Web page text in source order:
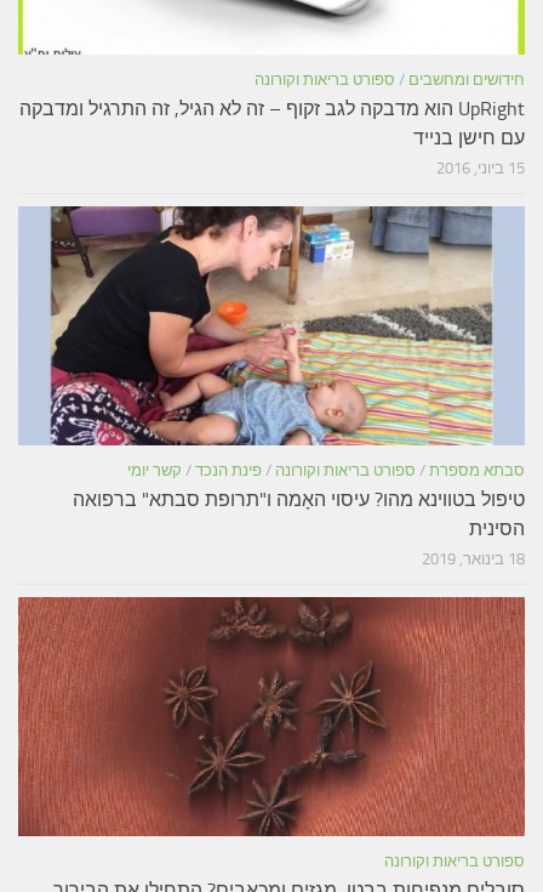
חידושים ומחשבים / ספורט בריאות וקורונה
UpRight הוא מדבקה לגב זקוף – זה לא הגיל, זה התרגיל ומדבקה
עם חישן בנייד
15 ביוני, 2016
סבתא מספרת / ספורט בריאות וקורונה / פינת הנכד / קשר יומי
טיפול בטווינא מהו? עיסוי האָמה ו"תרופת סבתא" ברפואה
הסינית
18 בינואר, 2019
ספורט בריאות וקורונה